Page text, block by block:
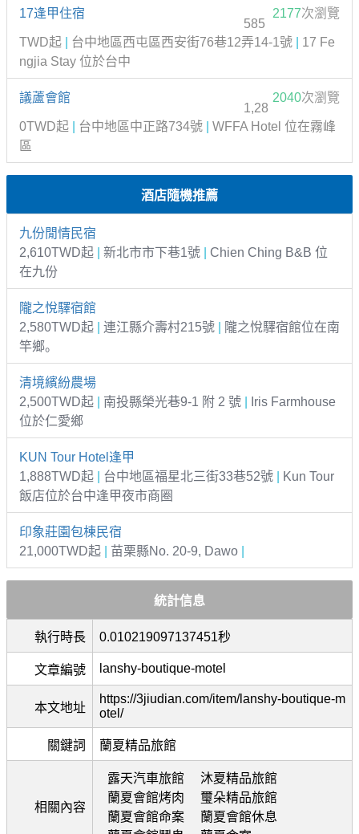
17逢甲住宿 2177次瀏覽
585
TWD起
台中地區西屯區西安街76巷12弄14-1號
17 Fe
ngjia Stay 位於台中
議蘆會館 2040次瀏覽
1,28
0TWD起
台中地區中正路734號
WFFA Hotel 位在霧峰
區
酒店隨機推薦
九份閒情民宿
2,610TWD起
新北市市下巷1號
Chien Ching B&B 位
在九份
隴之悅驛宿館
2,580TWD起
連江縣介壽村215號
隴之悅驛宿館位在南
竿鄉。
清境繽紛農場
2,500TWD起
南投縣榮光巷9-1 附 2 號
Iris Farmhouse
位於仁愛鄉
KUN Tour Hotel逢甲
1,888TWD起
台中地區福星北三街33巷52號
Kun Tour
飯店位於台中逢甲夜市商圈
印象莊園包棟民宿
21,000TWD起
苗栗縣No. 20-9, Dawo
統計信息
執行時長 0.010219097137451秒
文章編號 lanshy-boutique-motel
本文地址
https://3jiudian.com/item/lanshy-boutique-m
otel/
關鍵詞 蘭夏精品旅館
相關內容
露天汽車旅館
沐夏精品旅館
蘭夏會館烤肉
璽朵精品旅館
蘭夏會館命案
蘭夏會館休息